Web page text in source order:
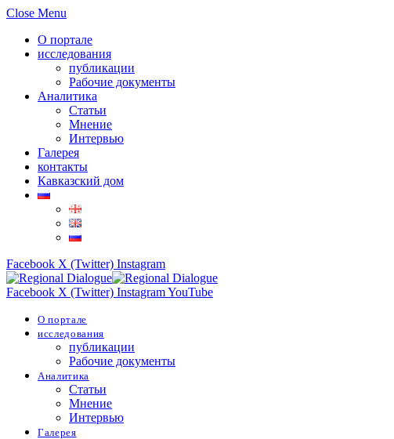
Close Menu
О портале
исследования
публикации
Рабочие документы
Аналитика
Статьи
Мнение
Интервью
Галерея
контакты
Кавказский дом
Facebook X (Twitter) Instagram
Facebook X (Twitter) InstagramYouTube
О портале
исследования
публикации
Рабочие документы
Аналитика
Статьи
Мнение
Интервью
Галерея